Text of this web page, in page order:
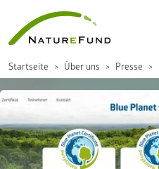
Startseite Über uns Presse